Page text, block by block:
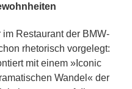
Restaurant der BMW-
rhetorisch vorgelegt:
mit einem »Iconic
Wandel« der